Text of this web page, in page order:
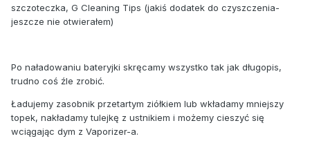
szczoteczka, G Cleaning Tips (jakiś dodatek do czyszczenia-
jeszcze nie otwierałem)
Po naładowaniu bateryjki skręcamy wszystko tak jak długopis,
trudno coś źle zrobić.
Ładujemy zasobnik przetartym ziółkiem lub wkładamy mniejszy
topek, nakładamy tulejkę z ustnikiem i możemy cieszyć się
wciągając dym z Vaporizer-a.